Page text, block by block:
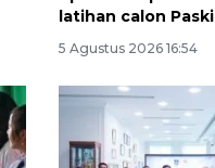
latihan calon
5 Agustus 2026 16:54